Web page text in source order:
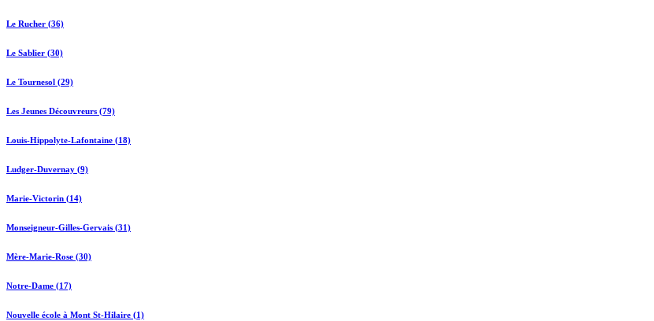
Le Rucher (36)
Le Sablier (30)
Le Tournesol (29)
Les Jeunes Découvreurs (79)
Louis-Hippolyte-Lafontaine (18)
Ludger-Duvernay (9)
Marie-Victorin (14)
Monseigneur-Gilles-Gervais (31)
Mère-Marie-Rose (30)
Notre-Dame (17)
Nouvelle école à Mont St-Hilaire (1)